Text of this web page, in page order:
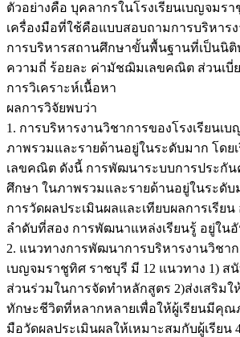
ตัวอย่างคือ บุคลากรในโรงเรียนเบญจมร
เครื่องมือที่ใช้คือแบบสอบถามการบริหาร
การบริหารสถานศึกษาขั้นพื้นฐานที่เป็นนิ
ความถี่ ร้อยละ ค่ามัชฌิมเลขคณิต ส่วนเบี่
การวิเคราะห์เนื้อหา
ผลการวิจัยพบว่า
1. การบริหารงานวิชาการของโรงเรียนเ
ภาพรวมและรายด้านอยู่ในระดับมาก โดย
เลขคณิต ดังนี้ การพัฒนาระบบการประกั
ศึกษา ในภาพรวมและรายด้านอยู่ในระดับ
การวัดผลประเมินผลและเทียบผลการเรีย
ลำดับที่สอง การพัฒนาแหล่งเรียนรู้ อยู่ใน
2. แนวทางการพัฒนาการบริหารงานวิชาก
เบญจมราชูทิศ ราชบุรี มี 12 แนวทาง 1) ส
ส่วนร่วมในการจัดทำหลักสูตร 2)ส่งเสริมใ
ทักษะชีวิตที่หลากหลายเพื่อให้ผู้เรียนมีคุณ
มือวัดผลประเมินผลให้เหมาะสมกับผู้เรียน